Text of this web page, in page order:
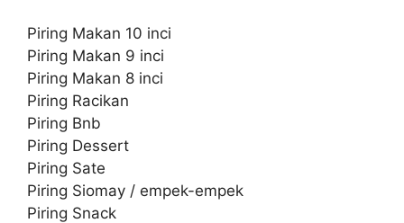
Piring Makan 10 inci
Piring Makan 9 inci
Piring Makan 8 inci
Piring Racikan
Piring Bnb
Piring Dessert
Piring Sate
Piring Siomay / empek-empek
Piring Snack